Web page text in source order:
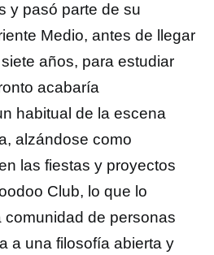
y pasó parte de su
Medio, antes de llegar
años, para estudiar
acabaría
habitual de la escena
alzándose como
las fiestas y proyectos
Club, lo que lo
comunidad de personas
a una filosofía abierta y